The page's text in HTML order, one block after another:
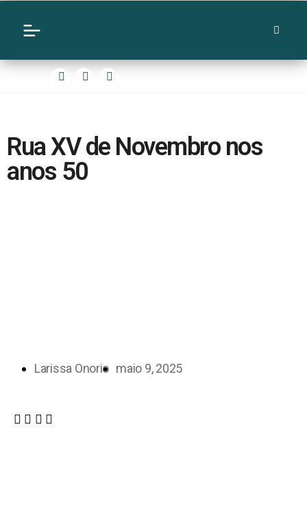
Rua XV de Novembro nos
anos 50
Larissa Onorio maio 9, 2025